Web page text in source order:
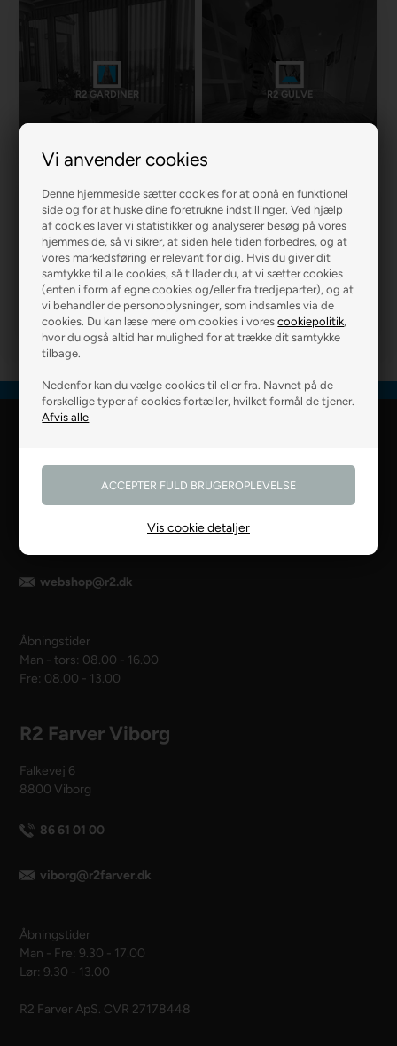
Vi anvender cookies
Denne hjemmeside sætter cookies for at opnå en funktionel
side og for at huske dine foretrukne indstillinger. Ved hjælp
af cookies laver vi statistikker og analyserer besøg på vores
hjemmeside, så vi sikrer, at siden hele tiden forbedres, og at
vores markedsføring er relevant for dig. Hvis du giver dit
samtykke til alle cookies, så tillader du, at vi sætter cookies
(enten i form af egne cookies og/eller fra tredjeparter), og at
vi behandler de personoplysninger, som indsamles via de
cookies. Du kan læse mere om cookies i vorescookiepolitik,
hvor du også altid har mulighed for at trække dit samtykke
tilbage.
Nedenfor kan du vælge cookies til eller fra. Navnet på de
forskellige typer af cookies fortæller, hvilket formål de tjener.
Vis cookie detaljer
R2 GARDINER R2 GULVE
R2 MURER R2 BOLIG
webshop@r2.dk
Åbningstider
Man - tors: 08.00 - 16.00
Fre: 08.00 - 13.00
R2 Farver Viborg
Falkevej 6
8800 Viborg
86 61 01 00
viborg@r2farver.dk
Åbningstider
Man - Fre: 9.30 - 17.00
Lør: 9.30 - 13.00
R2 Farver ApS. CVR 27178448